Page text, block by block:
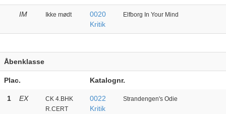
IM Ikke mødt
0020
Kritik
Elfborg In Your Mind
Åbenklasse
Plac. Katalognr.
1 EX
CK 4.BHK
R.CERT
0022
Kritik
Strandengen's Odie